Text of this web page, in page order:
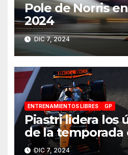
Pole de Norris
2024
DIC 7, 2024
ENTRENAMIENTOS LIBRES GP
Piastri lidera los
de la temporada
Dhabi 2024
DIC 7, 2024